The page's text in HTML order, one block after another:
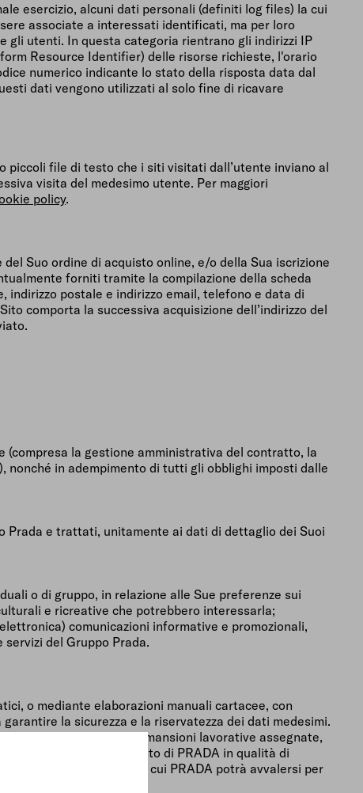
esercizio, alcuni dati personali (definiti log files) la cui
associate a interessati identificati, ma per loro
gli utenti. In questa categoria rientrano gli indirizzi IP
Resource Identifier) delle risorse richieste, l'orario
numerico indicante lo stato della risposta data dal
dati vengono utilizzati al solo fine di ricavare
piccoli file di testo che i siti visitati dall’utente inviano al
visita del medesimo utente. Per maggiori
policy.
Suo ordine di acquisto online, e/o della Sua iscrizione
forniti tramite la compilazione della scheda
indirizzo postale e indirizzo email, telefono e data di
comporta la successiva acquisizione dell’indirizzo del
(compresa la gestione amministrativa del contratto, la
nonché in adempimento di tutti gli obblighi imposti dalle
Prada e trattati, unitamente ai dati di dettaglio dei Suoi
o di gruppo, in relazione alle Sue preferenze sui
e ricreative che potrebbero interessarla;
comunicazioni informative e promozionali,
del Gruppo Prada.
o mediante elaborazioni manuali cartacee, con
la sicurezza e la riservatezza dei dati medesimi.
dello svolgimento delle mansioni lavorative assegnate,
che agiranno per conto di PRADA in qualità di
informatici, società di cui PRADA potrà avvalersi per